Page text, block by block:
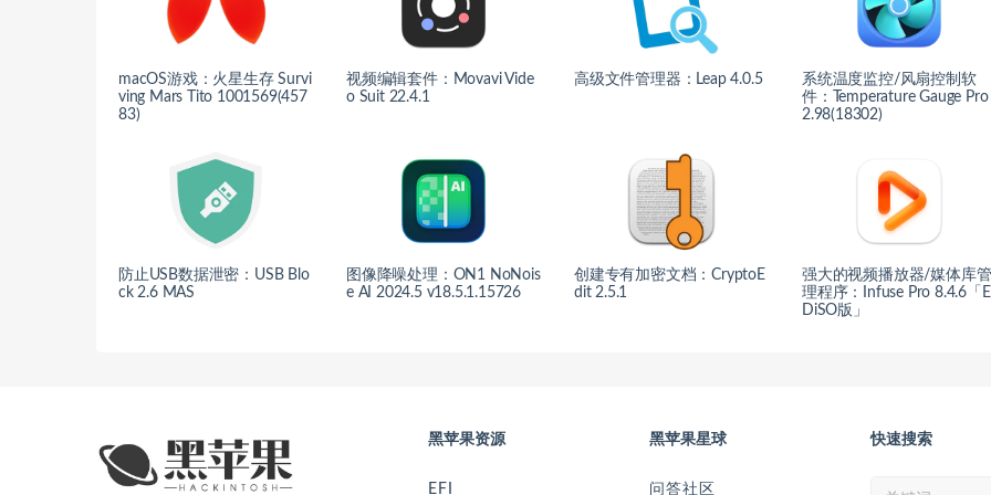
macOS游戏：火星生存 Survi
ving Mars Tito 1001569(457
83)
视频编辑套件：Movavi Vide
o Suit 22.4.1
高级文件管理器：Leap 4.0.5
系统温度监控/风扇控制软
件：Temperature Gauge Pro
2.98(18302)
防止USB数据泄密：USB Blo
ck 2.6 MAS
图像降噪处理：ON1 NoNois
e AI 2024.5 v18.5.1.15726
创建专有加密文档：CryptoE
dit 2.5.1
强大的视频播放器/媒体库管
理程序：Infuse Pro 8.4.6「E
DiSO版」
黑苹果资源
EFI
黑苹果星球
问答社区
快速搜索